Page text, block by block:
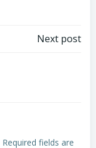
Next post
Required fields are